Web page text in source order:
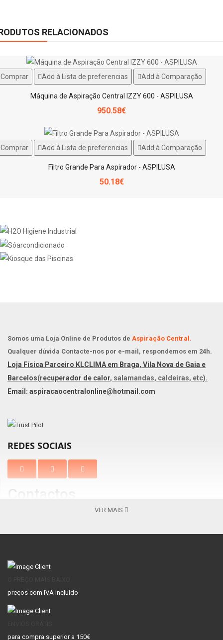
RELACIONADOS
Comprar Add à Lista de preferencias Add à Comparação
Máquina de Aspiração Central IZZY 600 - ASPILUSA
950.58€
Comprar Add à Lista de preferencias Add à Comparação
Filtro Grande Para Aspirador - ASPILUSA
50.18€
Somos uma Loja Online de Produtos de Aspiração Central.
Qualquer dúvida Contacte-nos por e-mail, respondemos em 24h.
Loja Física Parceiro KLCLIMA em Braga, Vila Nova de Gaia e
Barcelos(recuperador de calor, salamandas, caldeiras, etc).
Email: aspiracaocentralonline@hotmail.com
REDES SOCIAIS
Contactos
+351 253 069 565 -
CONTA
VER MAIS
preços com IVA Incluído
para compra superior a 150€